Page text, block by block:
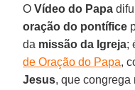
OVídeo do Papa
oração do pontífice
da missão da Igreja;
de Oração do Papa,
Jesus, que congrega